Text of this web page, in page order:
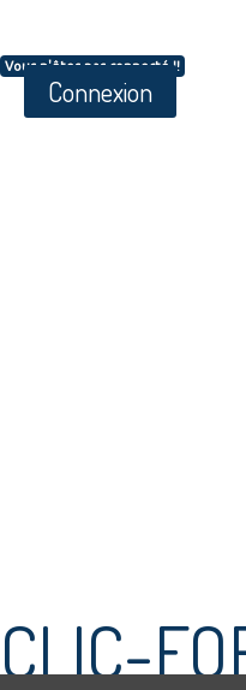
Vous n'êtes pas connecté !!
Connexion
CLIC-